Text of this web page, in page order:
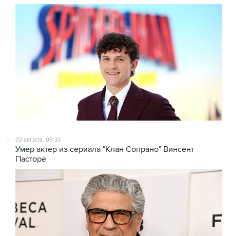
02 августа, 09:33
Умер актер из сериала "Клан Сопрано" Винсент
Пасторе